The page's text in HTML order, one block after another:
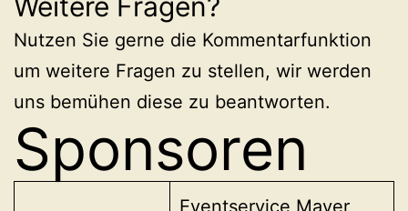
Nutzen Sie gerne die Kommentarfunktion
um weitere Fragen zu stellen, wir werden
uns bemühen diese zu beantworten.
Sponsoren
Eventservice Mayer